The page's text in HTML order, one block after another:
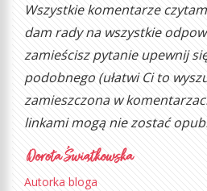
Wszystkie komentarze
dam rady na wszystkie
zamieścisz pytanie upewnij
podobnego (ułatwi Ci to
zamieszczona w
linkami mogą nie zostać
Autorka bloga